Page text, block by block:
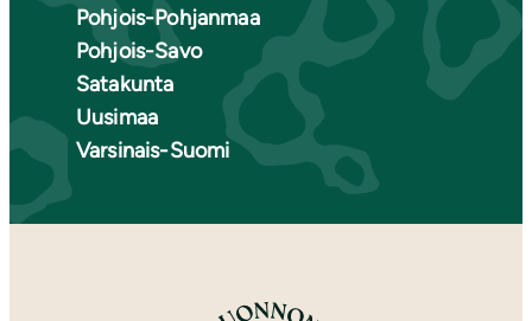
Pohjois-Pohjanmaa
Pohjois-Savo
Satakunta
Uusimaa
Varsinais-Suomi